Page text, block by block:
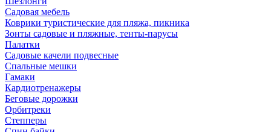
Садовая мебель
Коврики туристические для пляжа, пикника
Зонты садовые и пляжные, тенты-парусы
Палатки
Садовые качели подвесные
Спальные мешки
Гамаки
Кардиотренажеры
Беговые дорожки
Орбитреки
Степперы